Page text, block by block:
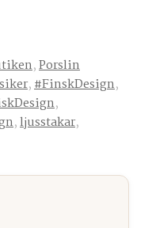
,Porslin
,#FinskDesign,
,
,ljusstakar,